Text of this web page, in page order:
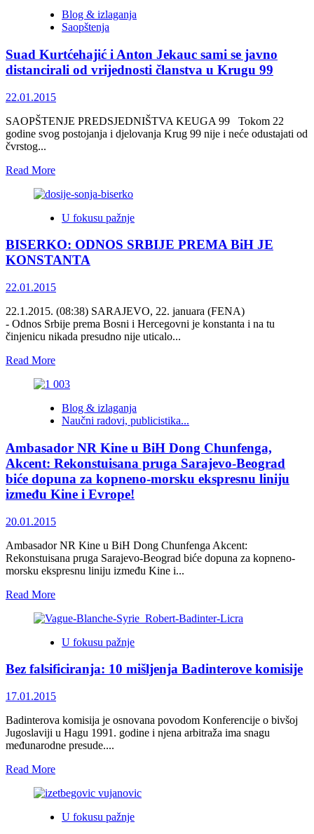
Zlatko
Lagumdžija:
–
golub
u
ruci
ili
orao
nad
glavom?
Blog & izlaganja
Saopštenja
Suad Kurtćehajić i Anton Jekauc sami se javno
distancirali od vrijednosti članstva u Krugu 99
22.01.2015
SAOPŠTENJE PREDSJEDNIŠTVA KEUGA 99 Tokom 22
godine svog postojanja i djelovanja Krug 99 nije i neće odustajati od
čvrstog...
Read MoreRead
about
Kurtćehajić
Anton
Jekauc
se
javno
distancirali
od
vrijednosti
članstva
u
99
U fokusu pažnje
BISERKO: ODNOS SRBIJE PREMA BiH JE
KONSTANTA
22.01.2015
22.1.2015. (08:38) SARAJEVO, 22. januara (FENA)
- Odnos Srbije prema Bosni i Hercegovni je konstanta i na tu
činjenicu nikada presudno nije uticalo...
Read MoreRead
about
ODNOS
SRBIJE
BiH
JE
KONSTANTA
Blog & izlaganja
Naučni radovi, publicistika...
Ambasador NR Kine u BiH Dong Chunfenga,
Akcent: Rekonstuisana pruga Sarajevo-Beograd
biće dopuna za kopneno-morsku ekspresnu liniju
između Kine i Evrope!
20.01.2015
Ambasador NR Kine u BiH Dong Chunfenga Akcent:
Rekonstuisana pruga Sarajevo-Beograd biće dopuna za kopneno-
morsku ekspresnu liniju između Kine i...
Read MoreRead
about
NR
u
Dong
Akcent:
Rekonstuisana
pruga
Beograd
dopuna
kopneno-
U fokusu pažnje
Bez falsificiranja: 10 mišljenja Badinterove komisije
17.01.2015
Badinterova komisija je osnovana povodom Konferencije o bivšoj
Jugoslaviji u Hagu 1991. godine i njena arbitraža ima snagu
međunarodne presude....
Read MoreRead
about
falsificiranja:
U fokusu pažnje